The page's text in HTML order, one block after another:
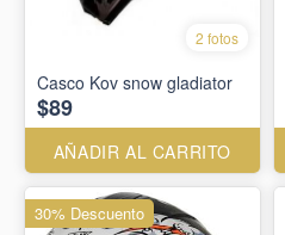
2 fotos
Casco Kov snow gladiator
$89
AÑADIR AL CARRITO
30% Descuento